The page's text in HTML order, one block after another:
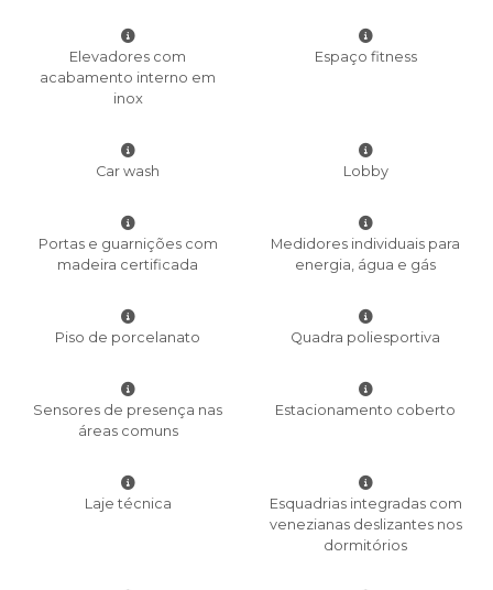
Elevadores com
acabamento interno em
inox
Espaço fitness
Car wash Lobby
Portas e guarnições com
madeira certificada
Medidores individuais para
energia, água e gás
Piso de porcelanato Quadra poliesportiva
Sensores de presença nas
áreas comuns
Estacionamento coberto
Laje técnica
Esquadrias integradas com
venezianas deslizantes nos
dormitórios